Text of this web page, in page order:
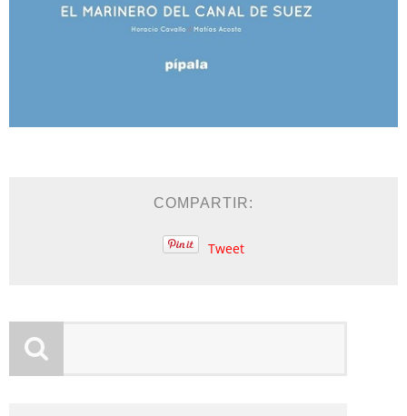
COMPARTIR:
Tweet